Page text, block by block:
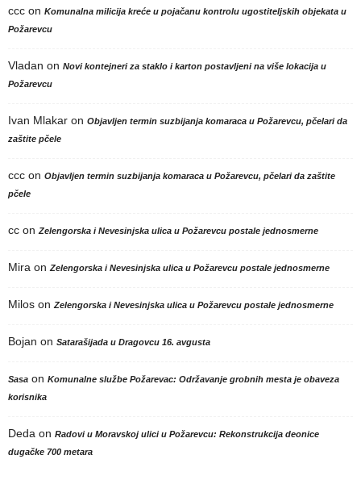
ccc on Komunalna milicija kreće u pojačanu kontrolu ugostiteljskih objekata u
Požarevcu
Vladan on Novi kontejneri za staklo i karton postavljeni na više lokacija u
Požarevcu
Ivan Mlakar on Objavljen termin suzbijanja komaraca u Požarevcu, pčelari da
zaštite pčele
ccc on Objavljen termin suzbijanja komaraca u Požarevcu, pčelari da zaštite
pčele
cc on Zelengorska i Nevesinjska ulica u Požarevcu postale jednosmerne
Mira on Zelengorska i Nevesinjska ulica u Požarevcu postale jednosmerne
Milos on Zelengorska i Nevesinjska ulica u Požarevcu postale jednosmerne
Bojan on Satarašijada u Dragovcu 16. avgusta
Sasa on Komunalne službe Požarevac: Održavanje grobnih mesta je obaveza
korisnika
Deda on Radovi u Moravskoj ulici u Požarevcu: Rekonstrukcija deonice
dugačke 700 metara